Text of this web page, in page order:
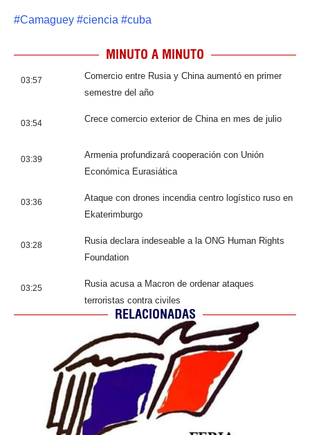
#Camaguey #ciencia #cuba
MINUTO A MINUTO
03:57
Comercio entre Rusia y China aumentó en primer
semestre del año
03:54 Crece comercio exterior de China en mes de julio
03:39
Armenia profundizará cooperación con Unión
Económica Eurasiática
03:36
Ataque con drones incendia centro logístico ruso en
Ekaterimburgo
03:28
Rusia declara indeseable a la ONG Human Rights
Foundation
03:25
Rusia acusa a Macron de ordenar ataques
terroristas contra civiles
RELACIONADAS